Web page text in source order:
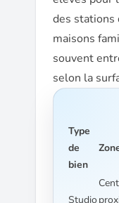
des stations
maisons
souvent
selon la
Type
de
bien
Studio